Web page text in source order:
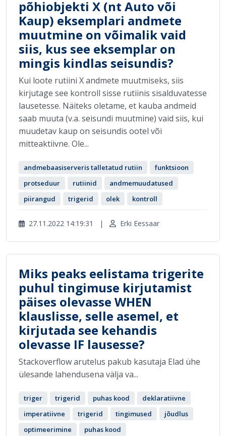
põhiobjekti X (nt Auto või
Kaup) eksemplari andmete
muutmine on võimalik vaid
siis, kus see eksemplar on
mingis kindlas seisundis?
Kui loote rutiini X andmete muutmiseks, siis
kirjutage see kontroll sisse rutiinis sisalduvatesse
lausetesse. Näiteks oletame, et kauba andmeid
saab muuta (v.a. seisundi muutmine) vaid siis, kui
muudetav kaup on seisundis ootel või
mitteaktiivne. Ole...
andmebaasiserveris talletatud rutiin
funktsioon
protseduur
rutiinid
andmemuudatused
piirangud
trigerid olek kontroll
27.11.2022 14:19:31 | Erki Eessaar
Miks peaks eelistama trigerite
puhul tingimuse kirjutamist
päises olevasse WHEN
klauslisse, selle asemel, et
kirjutada see kehandis
olevasse IF lausesse?
Stackoverflow arutelus pakub kasutaja Elad ühe
ülesande lahendusena välja va...
triger trigerid puhas kood
deklaratiivne
imperatiivne
trigerid tingimused
jõudlus
optimeerimine
puhas kood